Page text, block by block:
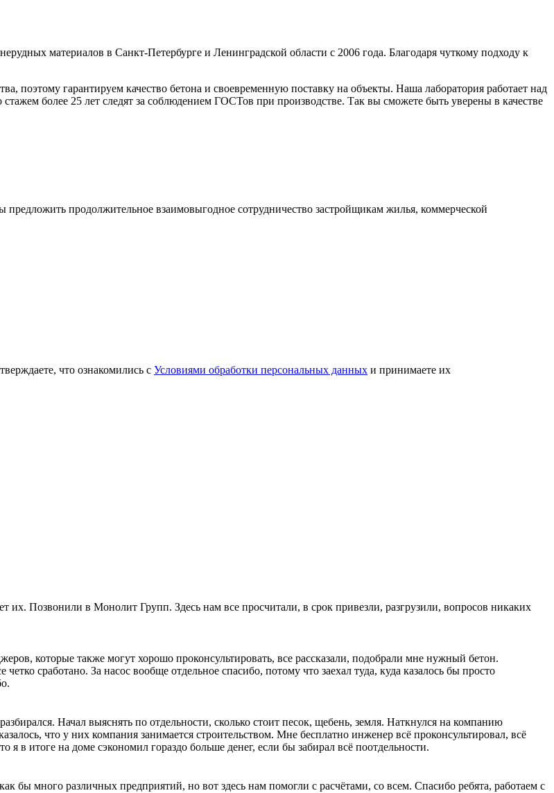
материалов в Санкт-Петербурге и Ленинградской области с 2006 года. Благодаря чуткому подходу к
поэтому гарантируем качество бетона и своевременную поставку на объекты. Наша лаборатория работает над
более 25 лет следят за соблюдением ГОСТов при производстве. Так вы сможете быть уверены в качестве
продолжительное взаимовыгодное сотрудничество застройщикам жилья, коммерческой
что ознакомились с Условиями обработки персональных данных и принимаете их
их. Позвонили в Монолит Групп. Здесь нам все просчитали, в срок привезли, разгрузили, вопросов никаких
которые также могут хорошо проконсультировать, все рассказали, подобрали мне нужный бетон.
сработано. За насос вообще отдельное спасибо, потому что заехал туда, куда казалось бы просто
Начал выяснять по отдельности, сколько стоит песок, щебень, земля. Наткнулся на компанию
что у них компания занимается строительством. Мне бесплатно инженер всё проконсультировал, всё
в итоге на доме сэкономил гораздо больше денег, если бы забирал всё поотдельности.
бы много различных предприятий, но вот здесь нам помогли с расчётами, со всем. Спасибо ребята, работаем с